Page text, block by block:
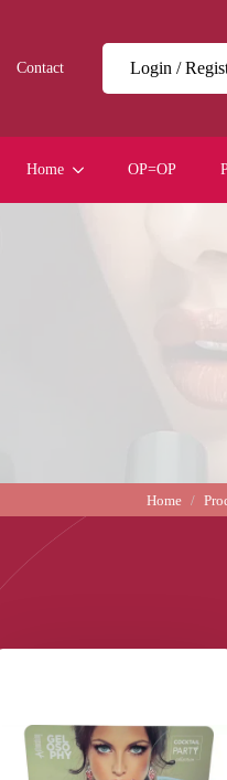
Contact Login /
Home OP=OP
Home